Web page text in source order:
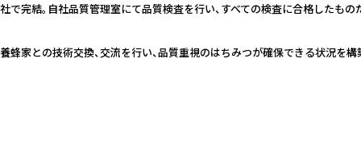
で完結。自社品質管理室にて品質検査を行い、すべての検査に合格したもの
蜂家との技術交換、交流を行い、品質重視のはちみつが確保できる状況を構